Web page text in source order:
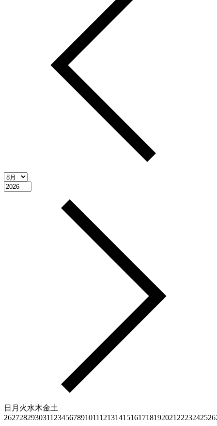
日 月 火水木金土
2627282930311 23456789101112131415161718192021 2223242526